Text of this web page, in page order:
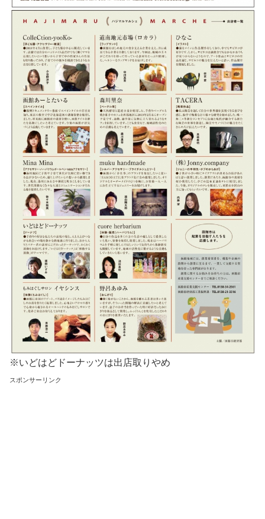
※いどはどドーナッツは出店取りやめ
スポンサーリンク